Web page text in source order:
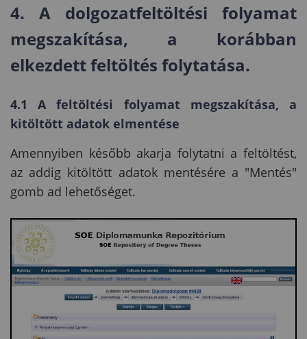
4. A dolgozatfeltöltési folyamat
megszakítása, a korábban
elkezdett feltöltés folytatása.
4.1 A feltöltési folyamat megszakítása, a
kitöltött adatok elmentése
Amennyiben később akarja folytatni a feltöltést,
az addig kitöltött adatok mentésére a "Mentés"
gomb ad lehetőséget.